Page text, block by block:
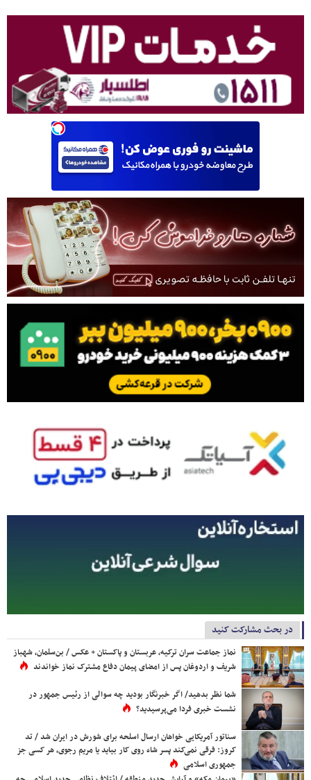
در بحث مشارکت کنید
نماز جماعت سران ترکیه، عربستان و پاکستان + عکس / بن‌سلمان، شهباز
شریف و اردوغان پس از امضای پیمان دفاع مشترک نماز خواندند
شما نظر بدهید/ اگر خبرنگار بودید چه سوالی از رئیس جمهور در
نشست خبری فردا می‌پرسیدید؟
سناتور آمریکایی خواهان ارسال اسلحه برای شورش در ایران شد / تد
کروز: فرقی نمی‌کند پسر شاه روی کار بیاید یا مریم رجوی، هر کسی جز
جمهوری اسلامی